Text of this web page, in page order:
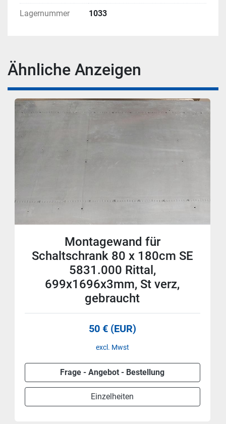
Lagernummer 1033
Ähnliche Anzeigen
Montagewand für
Schaltschrank 80 x 180cm SE
5831.000 Rittal,
699x1696x3mm, St verz,
gebraucht
50 € (EUR)
excl. Mwst
Frage - Angebot - Bestellung
Einzelheiten